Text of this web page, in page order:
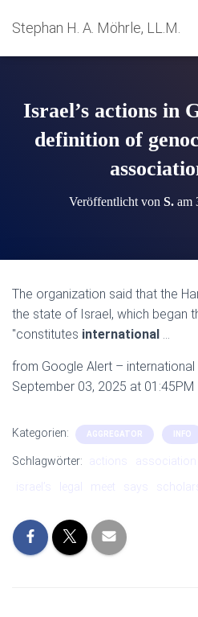
Stephan H. A. Möhrle, LL.M.
Israel’s actions in
definition of
Veröffentlicht von S.am
The organization said that the
the state of Israel, which began
"constitutes international …
from Google Alert –
September 03, 2025 at 01:45PM
Kategorien: AGGREGATOR INFO
Schlagwörter: actions association
israel’s
legal meet says scholars